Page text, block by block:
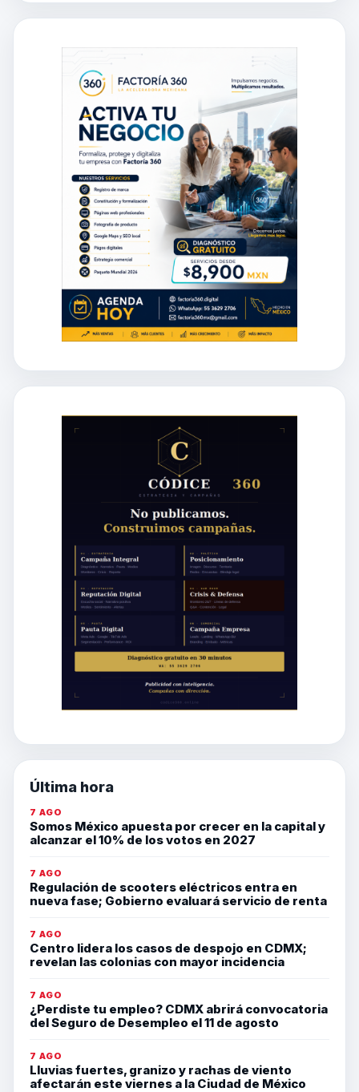
Última hora
7 AGO
Somos México apuesta por crecer en la capital y
alcanzar el 10% de los votos en 2027
7 AGO
Regulación de scooters eléctricos entra en
nueva fase; Gobierno evaluará servicio de renta
7 AGO
Centro lidera los casos de despojo en CDMX;
revelan las colonias con mayor incidencia
7 AGO
¿Perdiste tu empleo? CDMX abrirá convocatoria
del Seguro de Desempleo el 11 de agosto
7 AGO
Lluvias fuertes, granizo y rachas de viento
afectarán este viernes a la Ciudad de México